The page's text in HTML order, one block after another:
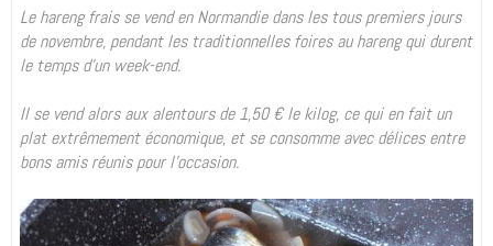
Le hareng frais se vend en Normandie dans les tous premiers jours
de novembre, pendant les traditionnelles foires au hareng qui durent
le temps d'un week-end.
Il se vend alors aux alentours de 1,50 € le kilog, ce qui en fait un
plat extrêmement économique, et se consomme avec délices entre
bons amis réunis pour l'occasion.